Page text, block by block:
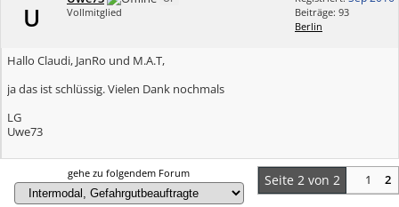
Beiträge: 93
Berlin
U Vollmitglied
Hallo Claudi, JanRo und M.A.T,
ja das ist schlüssig. Vielen Dank nochmals
LG
Uwe73
Seite 2 von 2 1 2
gehe zu folgendem Forum